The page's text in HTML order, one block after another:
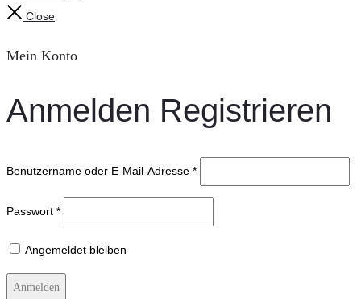
Close
Mein Konto
Anmelden Registrieren
Benutzername oder E-Mail-Adresse *
Passwort *
Angemeldet bleiben
Anmelden